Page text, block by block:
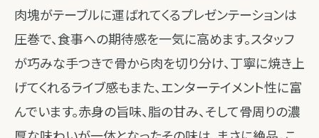
肉塊がテーブルに運ばれてくるプレゼンテーションは
圧巻で、食事への期待感を一気に高めます。スタッフ
が巧みな手つきで骨から肉を切り分け、丁寧に焼き上
げてくれるライブ感もまた、エンターテイメント性に富
んでいます。赤身の旨味、脂の甘み、そして骨周りの濃